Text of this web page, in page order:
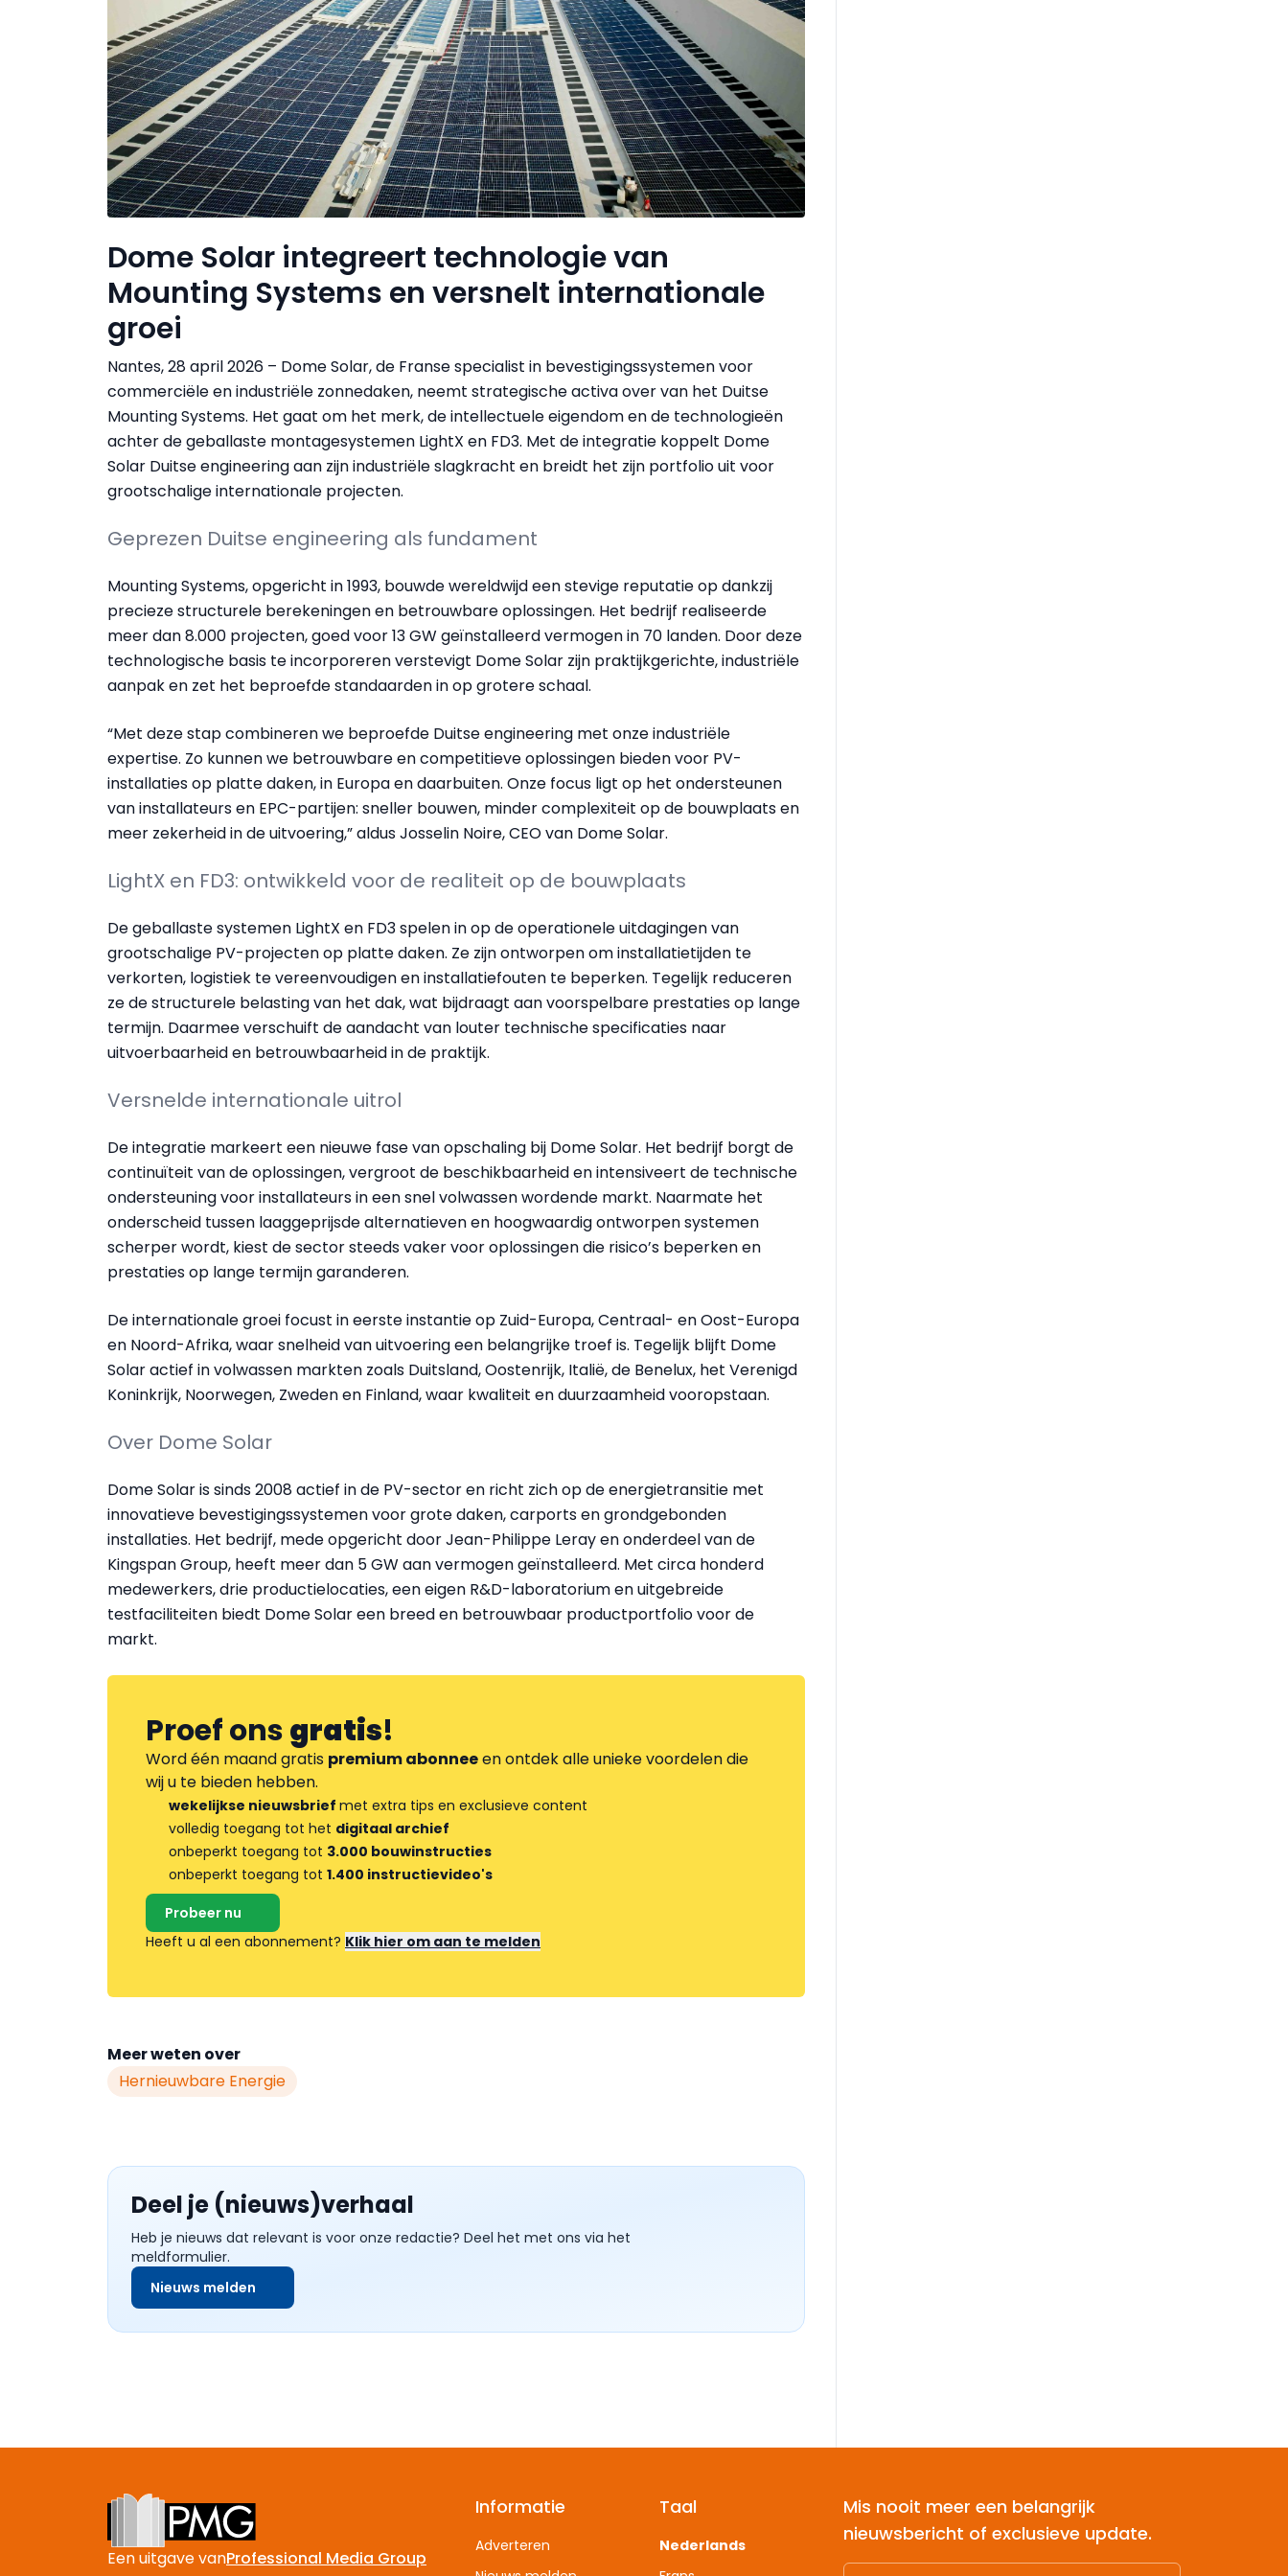
Dome Solar integreert technologie van
Mounting Systems en versnelt internationale
groei
Nantes, 28 april 2026 – Dome Solar, de Franse specialist in bevestigingssystemen voor
commerciële en industriële zonnedaken, neemt strategische activa over van het Duitse
Mounting Systems. Het gaat om het merk, de intellectuele eigendom en de technologieën
achter de geballaste montagesystemen LightX en FD3. Met de integratie koppelt Dome
Solar Duitse engineering aan zijn industriële slagkracht en breidt het zijn portfolio uit voor
grootschalige internationale projecten.
Geprezen Duitse engineering als fundament
Mounting Systems, opgericht in 1993, bouwde wereldwijd een stevige reputatie op dankzij
precieze structurele berekeningen en betrouwbare oplossingen. Het bedrijf realiseerde
meer dan 8.000 projecten, goed voor 13 GW geïnstalleerd vermogen in 70 landen. Door deze
technologische basis te incorporeren verstevigt Dome Solar zijn praktijkgerichte, industriële
aanpak en zet het beproefde standaarden in op grotere schaal.
“Met deze stap combineren we beproefde Duitse engineering met onze industriële
expertise. Zo kunnen we betrouwbare en competitieve oplossingen bieden voor PV-
installaties op platte daken, in Europa en daarbuiten. Onze focus ligt op het ondersteunen
van installateurs en EPC-partijen: sneller bouwen, minder complexiteit op de bouwplaats en
meer zekerheid in de uitvoering,” aldus Josselin Noire, CEO van Dome Solar.
LightX en FD3: ontwikkeld voor de realiteit op de bouwplaats
De geballaste systemen LightX en FD3 spelen in op de operationele uitdagingen van
grootschalige PV-projecten op platte daken. Ze zijn ontworpen om installatietijden te
verkorten, logistiek te vereenvoudigen en installatiefouten te beperken. Tegelijk reduceren
ze de structurele belasting van het dak, wat bijdraagt aan voorspelbare prestaties op lange
termijn. Daarmee verschuift de aandacht van louter technische specificaties naar
uitvoerbaarheid en betrouwbaarheid in de praktijk.
Versnelde internationale uitrol
De integratie markeert een nieuwe fase van opschaling bij Dome Solar. Het bedrijf borgt de
continuïteit van de oplossingen, vergroot de beschikbaarheid en intensiveert de technische
ondersteuning voor installateurs in een snel volwassen wordende markt. Naarmate het
onderscheid tussen laaggeprijsde alternatieven en hoogwaardig ontworpen systemen
scherper wordt, kiest de sector steeds vaker voor oplossingen die risico’s beperken en
prestaties op lange termijn garanderen.
De internationale groei focust in eerste instantie op Zuid-Europa, Centraal- en Oost-Europa
en Noord-Afrika, waar snelheid van uitvoering een belangrijke troef is. Tegelijk blijft Dome
Solar actief in volwassen markten zoals Duitsland, Oostenrijk, Italië, de Benelux, het Verenigd
Koninkrijk, Noorwegen, Zweden en Finland, waar kwaliteit en duurzaamheid vooropstaan.
Over Dome Solar
Dome Solar is sinds 2008 actief in de PV-sector en richt zich op de energietransitie met
innovatieve bevestigingssystemen voor grote daken, carports en grondgebonden
installaties. Het bedrijf, mede opgericht door Jean-Philippe Leray en onderdeel van de
Kingspan Group, heeft meer dan 5 GW aan vermogen geïnstalleerd. Met circa honderd
medewerkers, drie productielocaties, een eigen R&D-laboratorium en uitgebreide
testfaciliteiten biedt Dome Solar een breed en betrouwbaar productportfolio voor de
markt.
Proef onsgratis!
Word één maand gratis premium abonneeen ontdek alle unieke voordelen die
wij u te bieden hebben.
wekelijkse nieuwsbrief met extra tips en exclusieve content
volledig toegang tot het digitaal archief
onbeperkt toegang tot 3.000 bouwinstructies
onbeperkt toegang tot 1.400 instructievideo's
Probeer nu
Heeft u al een abonnement? Klik hier om aan te melden
Meer weten over
Hernieuwbare Energie
Deel je (nieuws)verhaal
Heb je nieuws dat relevant is voor onze redactie? Deel het met ons via het
meldformulier.
Nieuws melden
Een uitgave vanProfessional Media Group
Informatie
Adverteren
Taal
Nederlands
Mis nooit meer een belangrijk
nieuwsbericht of exclusieve update.